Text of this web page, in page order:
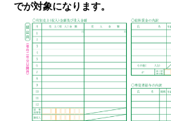
でが対象になります。